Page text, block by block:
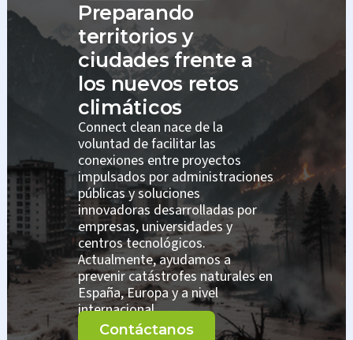
Preparando
territorios y
ciudades frente a
los nuevos retos
climáticos
Connect clean nace de la
voluntad de facilitar las
conexiones entre proyectos
impulsados por administraciones
públicas y soluciones
innovadoras desarrolladas por
empresas, universidades y
centros tecnológicos.
Actualmente, ayudamos a
prevenir catástrofes naturales en
España, Europa y a nivel
internacional.
Contáctanos